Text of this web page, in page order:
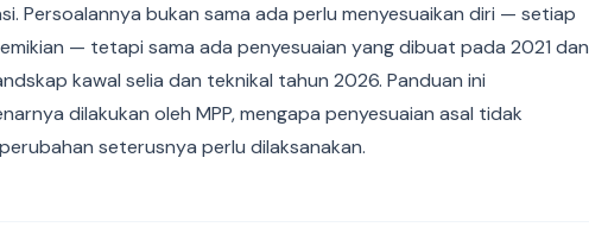
Persoalannya bukan sama ada perlu menyesuaikan diri — setiap
— tetapi sama ada penyesuaian yang dibuat pada 2021 dan
kawal selia dan teknikal tahun 2026. Panduan ini
dilakukan oleh MPP, mengapa penyesuaian asal tidak
seterusnya perlu dilaksanakan.